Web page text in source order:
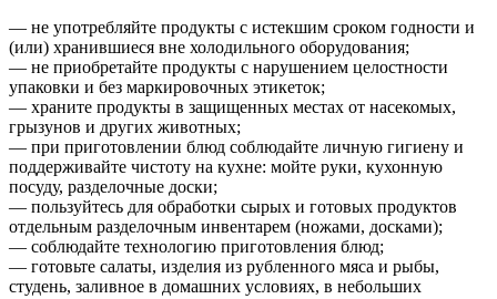
— не употребляйте продукты с истекшим сроком годности и
(или) хранившиеся вне холодильного оборудования;
— не приобретайте продукты с нарушением целостности
упаковки и без маркировочных этикеток;
— храните продукты в защищенных местах от насекомых,
грызунов и других животных;
— при приготовлении блюд соблюдайте личную гигиену и
поддерживайте чистоту на кухне: мойте руки, кухонную
посуду, разделочные доски;
— пользуйтесь для обработки сырых и готовых продуктов
отдельным разделочным инвентарем (ножами, досками);
— соблюдайте технологию приготовления блюд;
— готовьте салаты, изделия из рубленного мяса и рыбы,
студень, заливное в домашних условиях, в небольших